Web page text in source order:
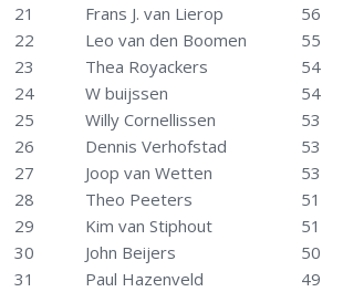
21
Frans J. van Lierop
56
22
Leo van den Boomen
55
23
Thea Royackers
54
24
W buijssen
54
25
Willy Cornellissen
53
26
Dennis Verhofstad
53
27
Joop van Wetten
53
28
Theo Peeters
51
29
Kim van Stiphout
51
30
John Beijers
50
31
Paul Hazenveld
49